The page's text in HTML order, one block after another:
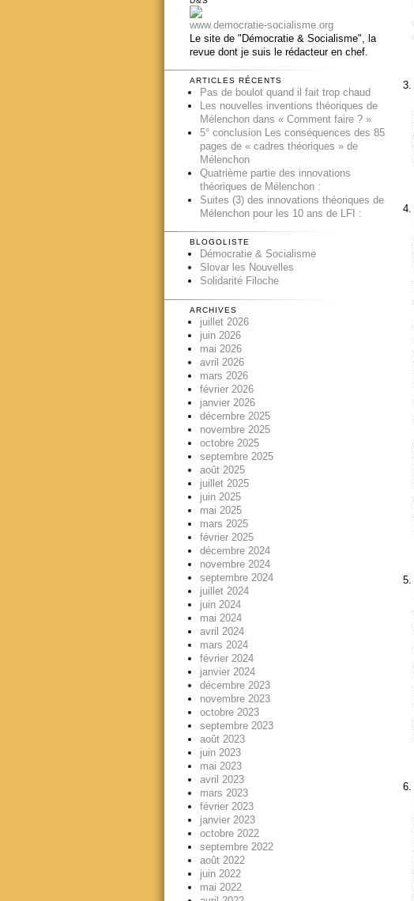
www.democratie-socialisme.org
Le site de "Démocratie & Socialisme", la
revue dont je suis le rédacteur en chef.
ARTICLES RÉCENTS
Pas de boulot quand il fait trop chaud
Les nouvelles inventions théoriques de
Mélenchon dans « Comment faire ? »
5° conclusion Les conséquences des 85
pages de « cadres théoriques » de
Mélenchon
Quatrième partie des innovations
théoriques de Mélenchon :
Suites (3) des innovations théoriques de
Mélenchon pour les 10 ans de LFI :
BLOGOLISTE
Démocratie & Socialisme
Slovar les Nouvelles
Solidarité Filoche
ARCHIVES
juillet 2026
juin 2026
mai 2026
avril 2026
mars 2026
février 2026
janvier 2026
décembre 2025
novembre 2025
octobre 2025
septembre 2025
août 2025
juillet 2025
juin 2025
mai 2025
mars 2025
février 2025
décembre 2024
novembre 2024
septembre 2024
juillet 2024
juin 2024
mai 2024
avril 2024
mars 2024
février 2024
janvier 2024
décembre 2023
novembre 2023
octobre 2023
septembre 2023
août 2023
juin 2023
mai 2023
avril 2023
mars 2023
février 2023
janvier 2023
octobre 2022
septembre 2022
août 2022
juin 2022
mai 2022